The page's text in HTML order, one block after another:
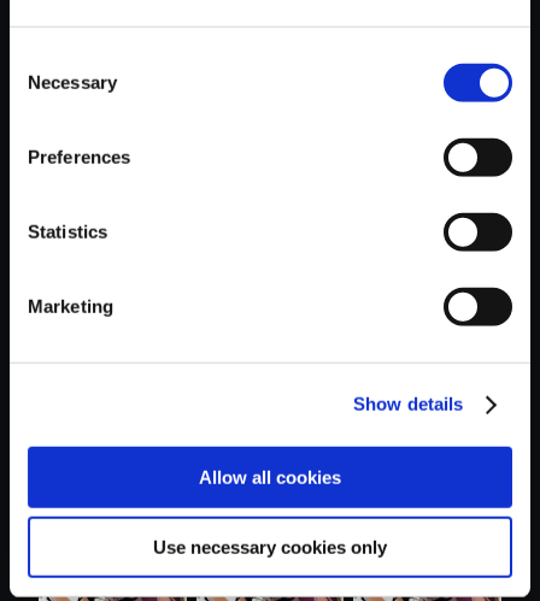
Selection
Necessary
Preferences
Statistics
Marketing
Show details
Allow all cookies
Use necessary cookies only
【単曲】